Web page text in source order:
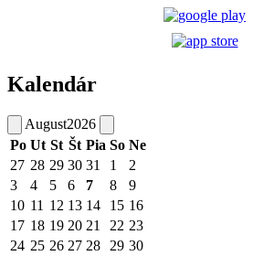
Kalendár
August2026
Po Ut St Št Pia So Ne
27 28 29 30 31 1
2
3
4 5 6 7 8
9
10 11 12 13 14 15 16
17 18 19 20 21 22 23
24 25 26 27 28 29 30